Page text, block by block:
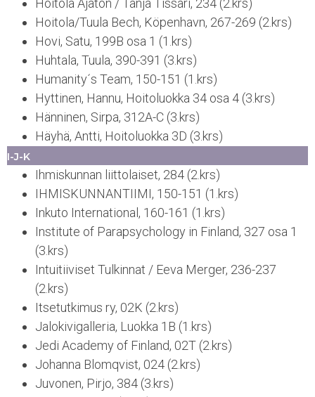
Hoitola Ajaton / Tanja Tissari, 234 (2.krs)
Hoitola/Tuula Bech, Köpenhavn, 267-269 (2.krs)
Hovi, Satu, 199B osa 1 (1.krs)
Huhtala, Tuula, 390-391 (3.krs)
Humanity´s Team, 150-151 (1.krs)
Hyttinen, Hannu, Hoitoluokka 34 osa 4 (3.krs)
Hänninen, Sirpa, 312A-C (3.krs)
Häyhä, Antti, Hoitoluokka 3D (3.krs)
I-J-K
Ihmiskunnan liittolaiset, 284 (2.krs)
IHMISKUNNANTIIMI, 150-151 (1.krs)
Inkuto International, 160-161 (1.krs)
Institute of Parapsychology in Finland, 327 osa 1
(3.krs)
Intuitiiviset Tulkinnat / Eeva Merger, 236-237
(2.krs)
Itsetutkimus ry, 02K (2.krs)
Jalokivigalleria, Luokka 1B (1.krs)
Jedi Academy of Finland, 02T (2.krs)
Johanna Blomqvist, 024 (2.krs)
Juvonen, Pirjo, 384 (3.krs)